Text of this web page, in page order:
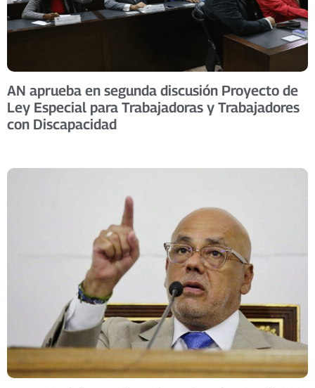
AN aprueba en segunda discusión Proyecto de
Ley Especial para Trabajadoras y Trabajadores
con Discapacidad